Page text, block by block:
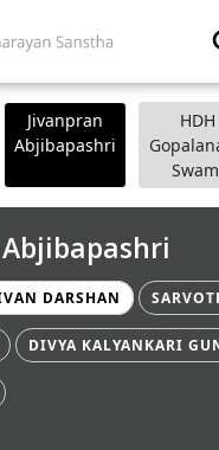
Jivanpran
Abjibapashri
HDH
DARSHAN
DIVYA KALYANKARI